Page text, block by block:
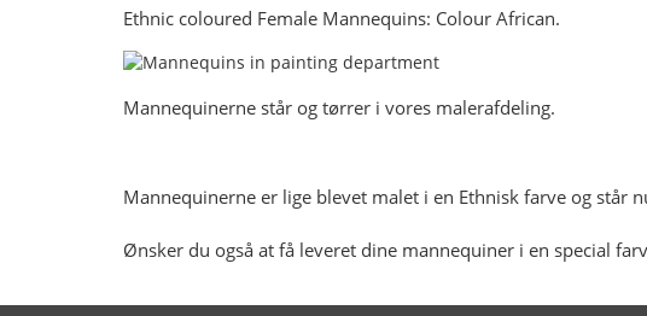
Ethnic coloured Female Mannequins: Colour African.
Mannequinerne står og tørrer i vores malerafdeling.
Mannequinerne er lige blevet malet i en Ethnisk farve og står
Ønsker du også at få leveret dine mannequiner i en special